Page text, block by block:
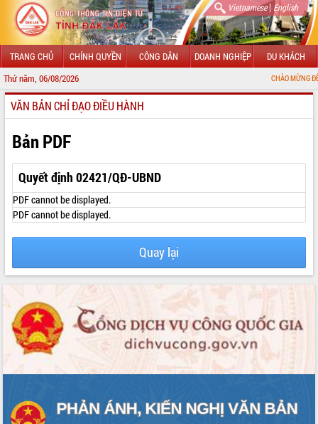
Vietnamese| English
TRANG CHỦ CHÍNH QUYỀN CÔNG DÂN DOANH NGHIỆP DU KHÁCH
Thứ năm, 06/08/2026 CHÀO MỪNG ĐẾN VỚI
GIỚI THIỆU
LÃNH ĐẠO UBND TỈNH
TIN TỨC SỰ KIỆN
SỞ, BAN, NGÀNH
UBND CÁC XÃ, PHƯỜNG
HỆ THỐNG VĂN BẢN
VĂN BẢN HĐND TỈNH
ĐIỂM TIN VĂN BẢN
QUY HOẠCH - KẾ HOẠCH
VĂN BẢN CHỈ ĐẠO ĐIỀU HÀNH
Bản PDF
Quyết định 02421/QĐ-UBND
PDF cannot be displayed.
PDF cannot be displayed.
Quay lại